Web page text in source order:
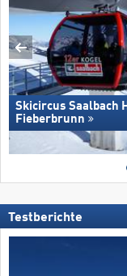
Skicircus Saalbach
Fieberbrunn
Testberichte